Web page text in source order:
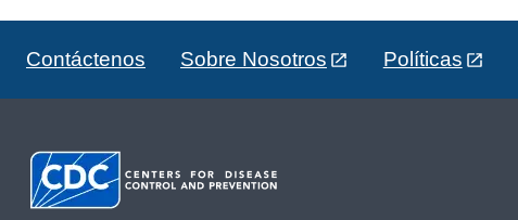
Contáctenos Sobre Nosotros Políticas